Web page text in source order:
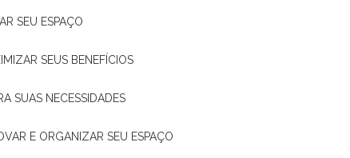
SEU ESPAÇO
SEUS BENEFÍCIOS
SUAS NECESSIDADES
E ORGANIZAR SEU ESPAÇO